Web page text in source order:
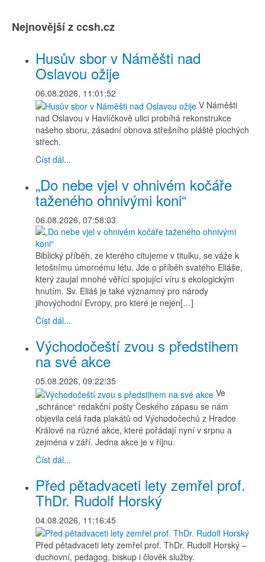
Nejnovější z ccsh.cz
Husův sbor v Náměšti nad
Oslavou ožije
06.08.2026, 11:01:52
V Náměšti
nad Oslavou v Havlíčkově ulici probíhá rekonstrukce
našeho sboru, zásadní obnova střešního pláště plochých
střech.
Číst dál...
„Do nebe vjel v ohnivém kočáře
taženého ohnivými koni“
06.08.2026, 07:58:03
Biblický příběh, ze kterého citujeme v titulku, se váže k
letošnímu úmornému létu. Jde o příběh svatého Eliáše,
který zaujal mnohé věřící spojující víru s ekologickým
hnutím. Sv. Eliáš je také významný pro národy
jihovýchodní Evropy, pro které je nejen[…]
Číst dál...
Východočeští zvou s předstihem
na své akce
05.08.2026, 09:22:35
Ve
„schránce“ redakční pošty Českého zápasu se nám
objevila celá řada plakátů od Východočechů z Hradce
Králové na různé akce, které pořádají nyní v srpnu a
zejména v září. Jedna akce je v říjnu.
Číst dál...
Před pětadvaceti lety zemřel prof.
ThDr. Rudolf Horský
04.08.2026, 11:16:45
Před pětadvaceti lety zemřel prof. ThDr. Rudolf Horský –
duchovní, pedagog, biskup i člověk služby.